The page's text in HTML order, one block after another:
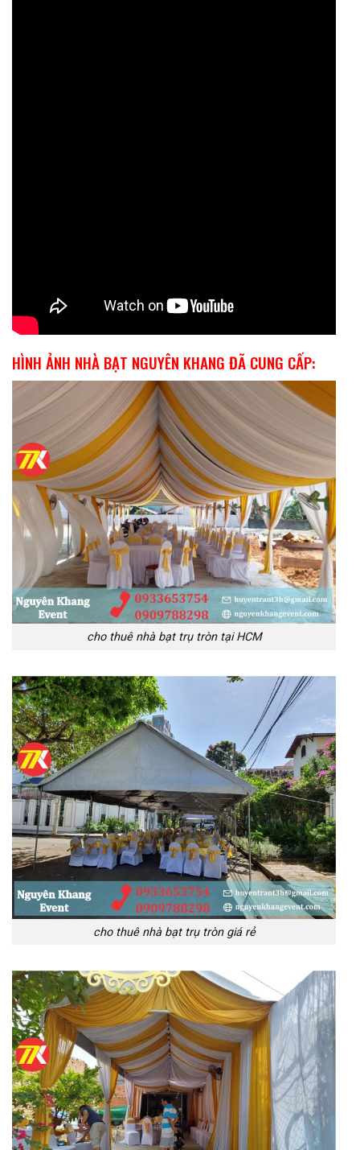
HÌNH ẢNH NHÀ BẠT NGUYÊN KHANG ĐÃ CUNG CẤP:
cho thuê nhà bạt trụ tròn tại HCM
cho thuê nhà bạt trụ tròn giá rẻ